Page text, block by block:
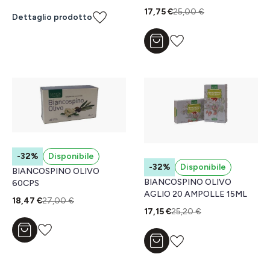
Dettaglio prodotto
17,75 €25,00 €
Aggiungi al carrello
-32%
Disponibile
BIANCOSPINO OLIVO
60CPS
18,47 €27,00 €
Aggiungi al carrello
-32%
Disponibile
BIANCOSPINO OLIVO
AGLIO 20 AMPOLLE 15ML
17,15 €25,20 €
Aggiungi al carrello